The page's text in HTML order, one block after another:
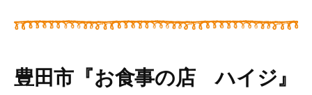
豊田市『お食事の店 ハイジ』